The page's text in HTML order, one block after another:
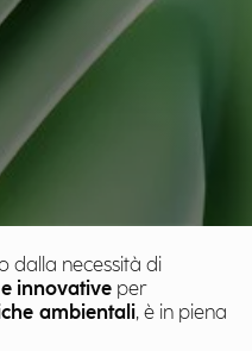
dalla necessità di
innovative per
ambientali, è in piena